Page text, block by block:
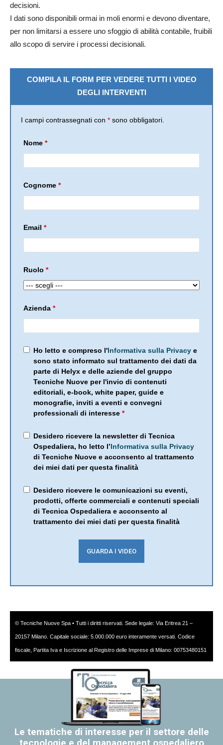
decisioni.
I dati sono disponibili ormai in moli enormi e devono diventare,
per non limitarsi a essere uno sfoggio di abilità contabile, fruibili
allo scopo di servire i processi decisionali.
COMPILA IL FORM PER VEDERE TUTTI I VIDEO
DEGLI INTERVENTI
I campi contrassegnati con * sono obbligatori.
Nome *
Cognome *
Email *
Ruolo *
Azienda *
Ho letto e compreso l'Informativa sulla Privacy e
sono stato informato sul trattamento dei dati da
parte di Helyx e delle aziende del gruppo
Tecniche Nuove per l'invio di contenuti
editoriali, e-book, white paper, guide e
monografie, inviti a eventi e convegni
professionali di interesse*
Desidero ricevere la newsletter di Tecnica
Ospedaliera, ho letto l’Informativa sulla Privacy
di Tecniche Nuove e acconsento al trattamento
dei miei dati per questa finalità
Desidero ricevere le comunicazioni su eventi,
prodotti, offerte commerciali e contenuti speciali
di Tecnica Ospedaliera e acconsento al
trattamento dei miei dati per questa finalità
© Tecniche Nuove Spa • Tutti i diritti riservati. Sede legale: Via Eritrea 21 –
20157 Milano. Capitale sociale: 5.000.000 euro interamente versati. Codice
fiscale, Partita Iva e Iscrizione al Registro delle Imprese di Milano: 00753480151
Le tematiche di interesse per il settore delle